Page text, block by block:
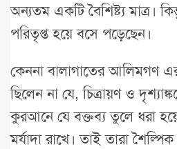
অন্যতম একটি বৈশিষ্ট্য মাত্র।
পরিতৃপ্ত হয়ে বসে পড়েছেন।
কেননা বালাগাতের আলিমগণ
ছিলেন না যে, চিত্রায়ণ ও
কুরআনে যে বক্তব্য তুলে ধরা
মর্যাদা রাখে। তাই তারা শৈল্পিক